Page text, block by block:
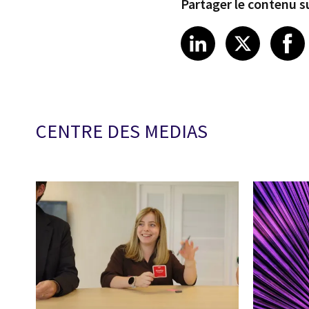
Partager le contenu
Share article
LinkedIn
Share
X
CENTRE DES MEDIAS